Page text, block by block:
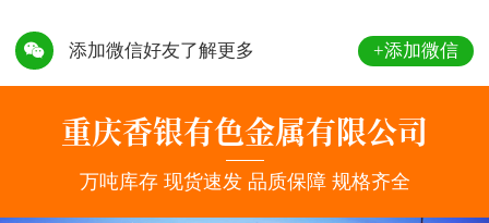
添加微信好友了解更多 +添加微信
重庆香银有色金属有限公司
万吨库存 现货速发 品质保障 规格齐全